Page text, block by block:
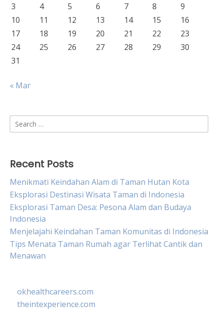
3
4 5 6 7 8
9
10
11 12 13 14 15
16
17
18 19 20 21 22
23
24
25 26 27 28 29
30
31
« Mar
Search
for:
Recent Posts
Menikmati Keindahan Alam di Taman Hutan Kota
Eksplorasi Destinasi Wisata Taman di Indonesia
Eksplorasi Taman Desa: Pesona Alam dan Budaya
Indonesia
Menjelajahi Keindahan Taman Komunitas di Indonesia
Tips Menata Taman Rumah agar Terlihat Cantik dan
Menawan
okhealthcareers.com
theintexperience.com